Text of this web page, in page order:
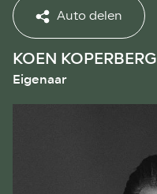
Auto delen
KOEN KOPERBERG
Eigenaar